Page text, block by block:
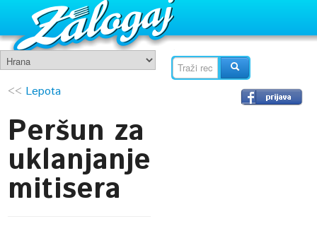
<< Lepota
Peršun za
uklanjanje
mitisera